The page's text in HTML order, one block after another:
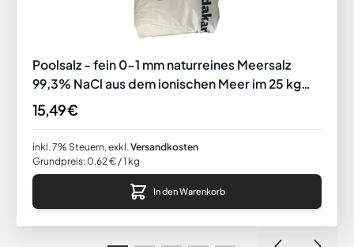
Poolsalz - fein 0-1 mm naturreines Meersalz
99,3% NaCl aus dem ionischen Meer im 25 kg
Sack
15,49 €
inkl. 7% Steuern, exkl. Versandkosten
Grundpreis:0,62 € / 1 kg
In den Warenkorb